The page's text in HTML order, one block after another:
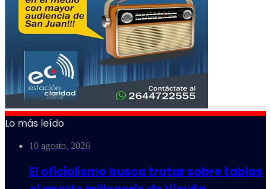
Lo más leído
10 agosto, 2026
El oficialismo busca tratar sobre tablas